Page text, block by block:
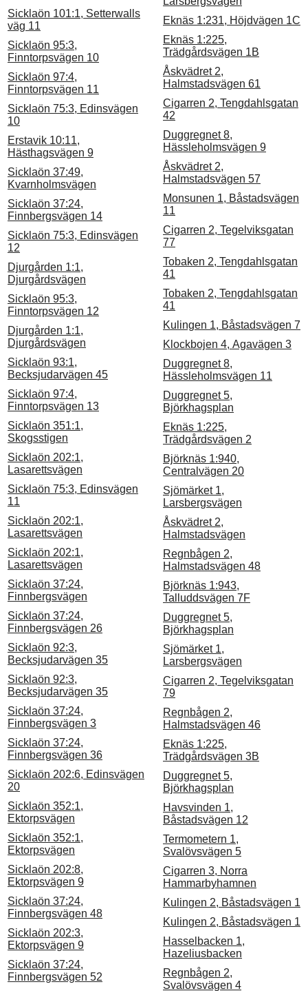
Sicklaön 101:1, Setterwalls
väg 11
Sicklaön 95:3,
Finntorpsvägen 10
Sicklaön 97:4,
Finntorpsvägen 11
Sicklaön 75:3, Edinsvägen
10
Erstavik 10:11,
Hästhagsvägen 9
Sicklaön 37:49,
Kvarnholmsvägen
Sicklaön 37:24,
Finnbergsvägen 14
Sicklaön 75:3, Edinsvägen
12
Djurgården 1:1,
Djurgårdsvägen
Sicklaön 95:3,
Finntorpsvägen 12
Djurgården 1:1,
Djurgårdsvägen
Sicklaön 93:1,
Becksjudarvägen 45
Sicklaön 97:4,
Finntorpsvägen 13
Sicklaön 351:1,
Skogsstigen
Sicklaön 202:1,
Lasarettsvägen
Sicklaön 75:3, Edinsvägen
11
Sicklaön 202:1,
Lasarettsvägen
Sicklaön 202:1,
Lasarettsvägen
Sicklaön 37:24,
Finnbergsvägen
Sicklaön 37:24,
Finnbergsvägen 26
Sicklaön 92:3,
Becksjudarvägen 35
Sicklaön 92:3,
Becksjudarvägen 35
Sicklaön 37:24,
Finnbergsvägen 3
Sicklaön 37:24,
Finnbergsvägen 36
Sicklaön 202:6, Edinsvägen
20
Sicklaön 352:1,
Ektorpsvägen
Sicklaön 352:1,
Ektorpsvägen
Sicklaön 202:8,
Ektorpsvägen 9
Sicklaön 37:24,
Finnbergsvägen 48
Sicklaön 202:3,
Ektorpsvägen 9
Sicklaön 37:24,
Finnbergsvägen 52
Eknäs 1:231, Höjdvägen 1C
Eknäs 1:225,
Trädgårdsvägen 1B
Åskvädret 2,
Halmstadsvägen 61
Cigarren 2, Tengdahlsgatan
42
Duggregnet 8,
Hässleholmsvägen 9
Åskvädret 2,
Halmstadsvägen 57
Monsunen 1, Båstadsvägen
11
Cigarren 2, Tegelviksgatan
77
Tobaken 2, Tengdahlsgatan
41
Tobaken 2, Tengdahlsgatan
41
Kulingen 1, Båstadsvägen 7
Klockbojen 4, Agavägen 3
Duggregnet 8,
Hässleholmsvägen 11
Duggregnet 5,
Björkhagsplan
Eknäs 1:225,
Trädgårdsvägen 2
Björknäs 1:940,
Centralvägen 20
Sjömärket 1,
Larsbergsvägen
Åskvädret 2,
Halmstadsvägen
Regnbågen 2,
Halmstadsvägen 48
Björknäs 1:943,
Talluddsvägen 7F
Duggregnet 5,
Björkhagsplan
Sjömärket 1,
Larsbergsvägen
Cigarren 2, Tegelviksgatan
79
Regnbågen 2,
Halmstadsvägen 46
Eknäs 1:225,
Trädgårdsvägen 3B
Duggregnet 5,
Björkhagsplan
Havsvinden 1,
Båstadsvägen 12
Termometern 1,
Svalövsvägen 5
Cigarren 3, Norra
Hammarbyhamnen
Kulingen 2, Båstadsvägen 1
Kulingen 2, Båstadsvägen 1
Hasselbacken 1,
Hazeliusbacken
Regnbågen 2,
Svalövsvägen 4